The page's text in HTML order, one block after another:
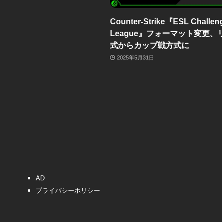
Counter-Strike『ESL
League』フォーマット変更、
式からカップ戦方式に
2025年5月31日
AD
プライバシーポリシー